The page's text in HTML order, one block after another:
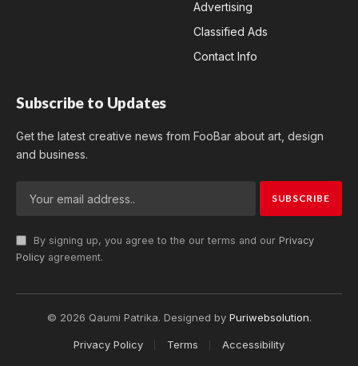
Advertising
Classified Ads
Contact Info
Subscribe to Updates
Get the latest creative news from FooBar about art, design
and business.
By signing up, you agree to the our terms and our Privacy
Policy agreement.
© 2026 Qaumi Patrika. Designed by Puriwebsolution.
Privacy Policy Terms Accessibility